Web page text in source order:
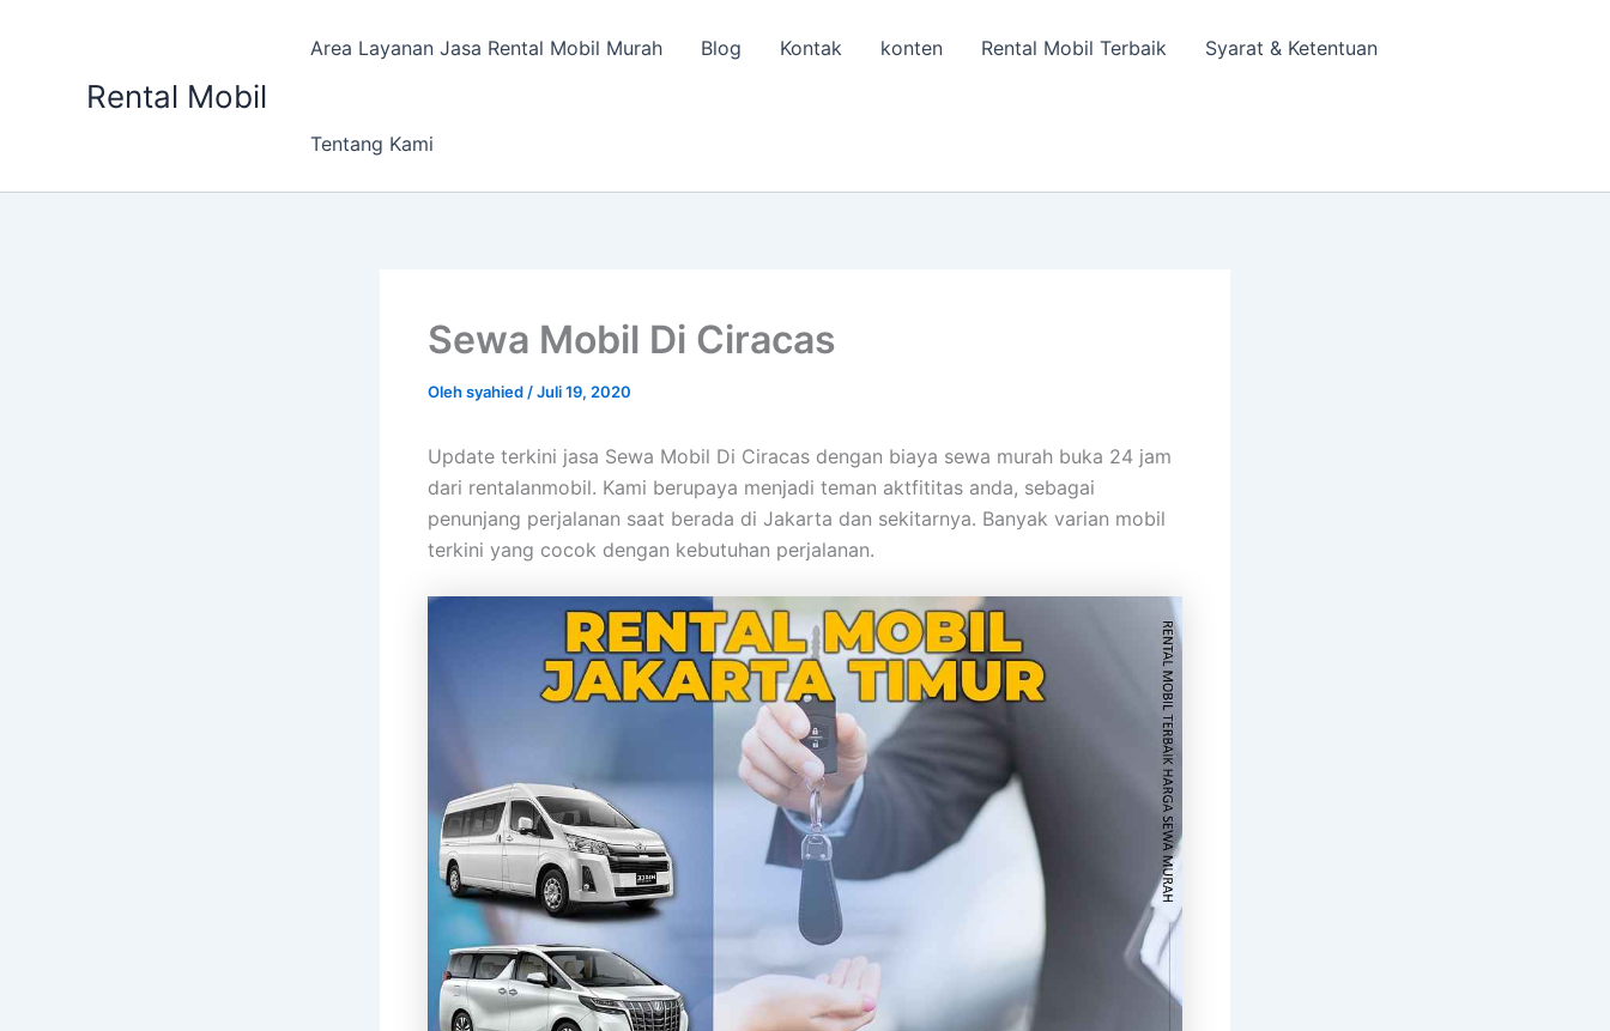
Rental Mobil
Area Layanan Jasa Rental Mobil Murah Blog Kontak konten Rental Mobil Terbaik Syarat & Ketentuan
Tentang Kami
Sewa Mobil Di Ciracas
Olehsyahied /Juli 19, 2020
Update terkini jasa Sewa Mobil Di Ciracas dengan biaya sewa murah buka 24 jam
dari rentalanmobil. Kami berupaya menjadi teman aktfititas anda, sebagai
penunjang perjalanan saat berada di Jakarta dan sekitarnya. Banyak varian mobil
terkini yang cocok dengan kebutuhan perjalanan.